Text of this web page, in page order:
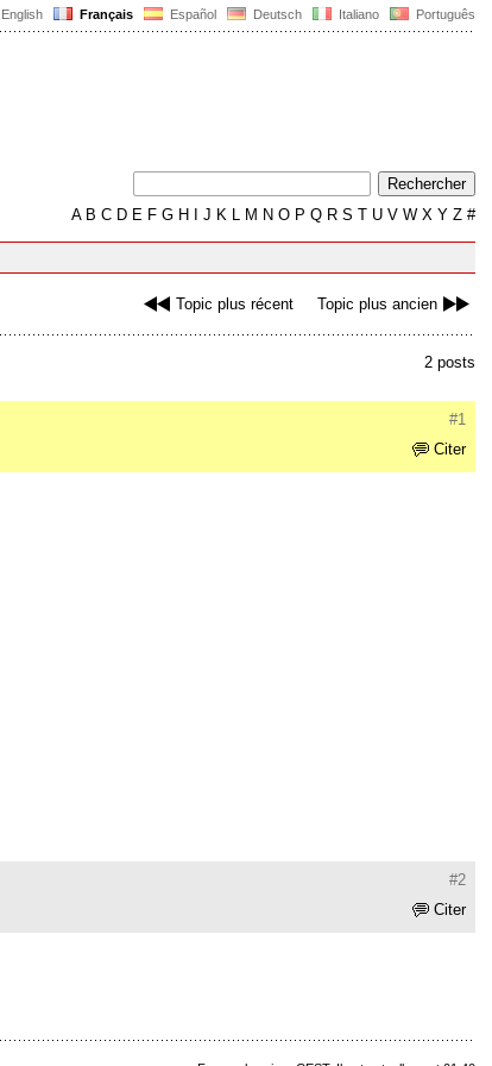
English Français Español Deutsch Italiano Português
AB C D E F G H J K L M N O P Q R S T U V W X Y Z #
Topic plus récent Topic plus ancien
2 posts
#1
Citer
#2
Citer